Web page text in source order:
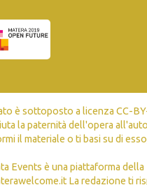
è sottoposto a licenza CC-
la paternità dell'opera
il materiale o ti basi su di
Events è una piattaforma
La redazione ti